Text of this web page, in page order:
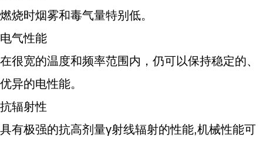
燃烧时烟雾和毒气量特别低。
电气性能
在很宽的温度和频率范围内，仍可以保持稳定的、
优异的电性能。
抗辐射性
具有极强的抗高剂量γ射线辐射的性能,机械性能可